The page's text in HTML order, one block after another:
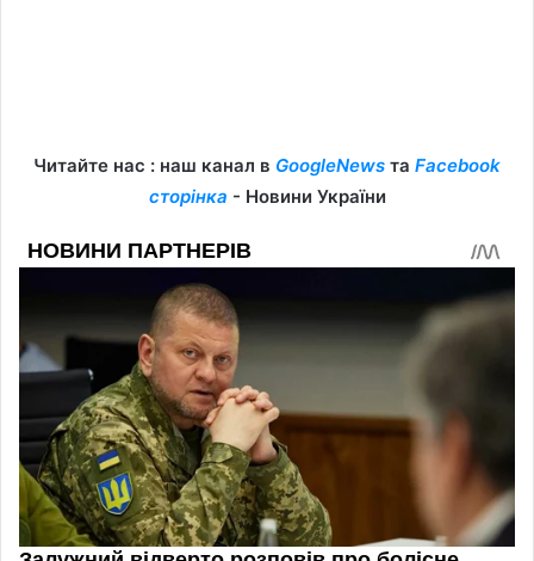
Читайте нас : наш канал в GoogleNews та Facebook
сторінка - Новини України